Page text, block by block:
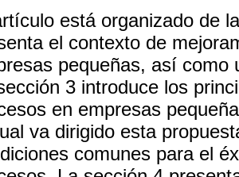
está organizado de
el contexto de
pequeñas, así como
3 introduce los
en empresas
va dirigido esta
comunes para el